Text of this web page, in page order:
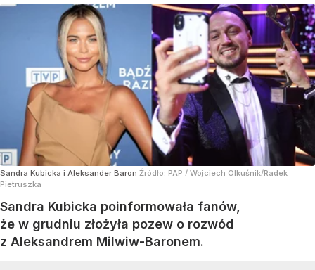
Sandra Kubicka i Aleksander Baron Źródło: PAP / Wojciech Olkuśnik/Radek
Pietruszka
Sandra Kubicka poinformowała fanów,
że w grudniu złożyła pozew o rozwód
z Aleksandrem Milwiw-Baronem.